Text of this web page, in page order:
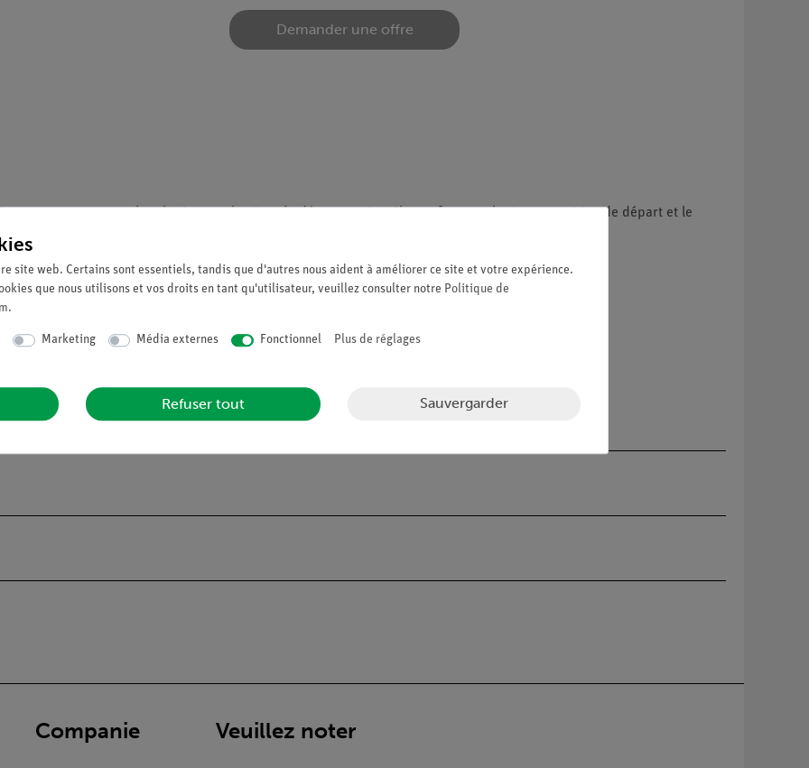
Demander une offre
et constantes pour les chariots sur la piste de démonstration. Il peut fixer un chariot en position de départ et le
pour le compteur.
un ressort hélicoïdal pour accélérer un cylindre en matériau ferromagnétique.
Companie Veuillez noter
site web. Certains sont essentiels, tandis que d'autres nous aident à améliorer ce site et votre expérience.
que nous utilisons et vos droits en tant qu'utilisateur, veuillez consulter notre Politique de
.
Marketing Média externes Fonctionnel Plus de réglages
Refuser tout Sauvergarder